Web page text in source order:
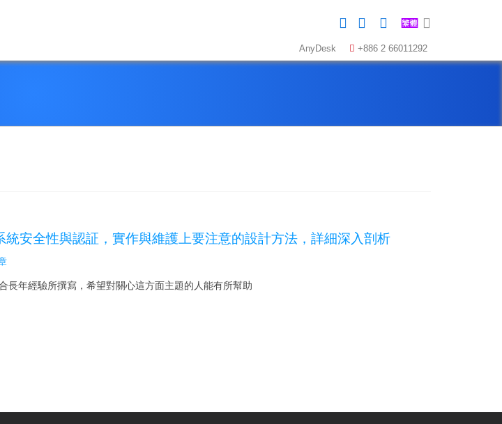
AnyDesk
+886 2 66011292
統安全性與認証，實作與維護上要注意的設計方法，詳細深入剖析
長年經驗所撰寫，希望對關心這方面主題的人能有所幫助